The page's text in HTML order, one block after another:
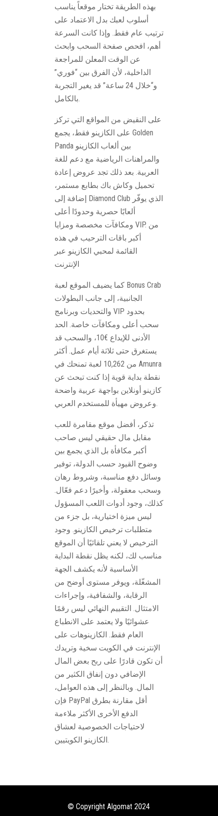
بهذه الطريقة تختار موقعاً يناسب
أسلوب لعبك بدل الاعتماد على
ترتيب عام فقط. وإذا كانت السرعة
أهم، افحص صفحة السحب وابحث
عن الوقت المعلن للمراجعة
الداخلية، لأن الفرق بين “فوري”
و“خلال 24 ساعة” قد يغير التجربة
بالكامل.
على النقيض من المواقع التي تركز
على الكازينو فقط، يجمع Golden
Panda بين ألعاب الكازينو
والمراهنات الرياضية مع دعم للغة
العربية. بعد ذلك تجد عروض إعادة
تحميل وكاش باك بطابع مستمر،
إضافة إلى Diamond Club الذي يوفّر
ألعابًا حصرية وحدودًا أعلى
ومكافآت مخصصة ومزايا VIP. من
أكبر باقات الترحيب في هذه
القائمة لمحبي الكازينو عبر
الإنترنت
كما يضيف الموقع لعبة Bonus Crab
الجانبية، إلى جانب البطولات
والتحديات وبرنامج VIP بحدود
سحب أعلى ومكافآت خاصة. الحد
الأدنى للإيداع €10، والسحب قد
يستغرق حتى ثلاثة أيام عمل. أكثر
من 10,262 لعبة تمنحك في Amunra
نقطة بداية قوية إذا كنت تبحث عن
كازينو أونلاين بواجهة عربية واضحة
وعروض مهيأة للمستخدم العربي.
تذكر، أفضل موقع مقامرة للعب
مقابل مال حقيقي ليس صاحب
أكبر مكافأة بل الذي يجمع بين
وضوح القيود حسب الدولة، توفير
وسائل دفع مناسبة، وشروط رهان
وسحب معقولة، وأخيرًا دعم فعّال.
كذلك، وجود أدوات اللعب المسؤول
ليس ميزة اختيارية، بل جزء من
متطلبات ترخيص الكازينو. وجود
الترخيص لا يعني تلقائيًا أن الموقع
مناسب لك، لكنه يظل نقطة البداية
الأساسية لأنه يكشف الجهة
المشغّلة، ويوفر مستوى أوضح من
الرقابة، والشفافية، وإجراءات
الامتثال. التقييم النهائي ليس رقمًا
عشوائيًا ولا يعتمد على الانطباع
العام فقط. الكازينوهات على
الإنترنت في الكويت سخية وتريدك
أن تكون قادرًا على ربح بعض المال
الإضافي دون إنفاق الكثير من
المال. وبالنظر إلى هذه العوامل،
فإن PayPal أقل مقارنة بطرق
الدفع الأخرى الأكثر ملاءمة
لاحتياجات الخصوصية لعشاق
الكازينو الكويتيين.
© Copyright Algomat 2024